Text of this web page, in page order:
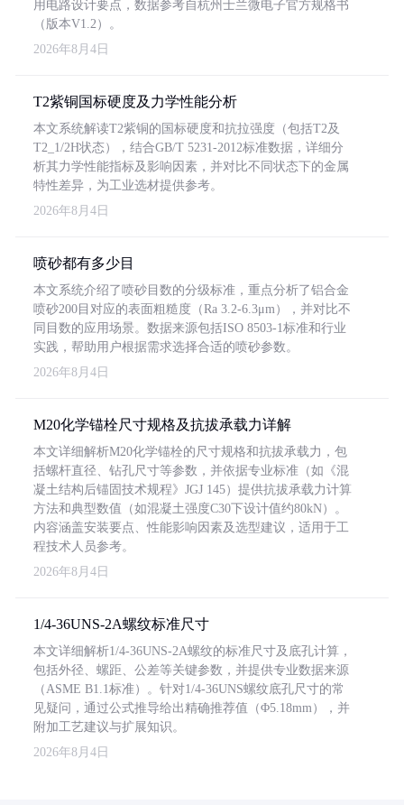
用电路设计要点，数据参考自杭州士兰微电子官方规格书
（版本V1.2）。
2026年8月4日
T2紫铜国标硬度及力学性能分析
本文系统解读T2紫铜的国标硬度和抗拉强度（包括T2及
T2_1/2H状态），结合GB/T 5231-2012标准数据，详细分
析其力学性能指标及影响因素，并对比不同状态下的金属
特性差异，为工业选材提供参考。
2026年8月4日
喷砂都有多少目
本文系统介绍了喷砂目数的分级标准，重点分析了铝合金
喷砂200目对应的表面粗糙度（Ra 3.2-6.3μm），并对比不
同目数的应用场景。数据来源包括ISO 8503-1标准和行业
实践，帮助用户根据需求选择合适的喷砂参数。
2026年8月4日
M20化学锚栓尺寸规格及抗拔承载力详解
本文详细解析M20化学锚栓的尺寸规格和抗拔承载力，包
括螺杆直径、钻孔尺寸等参数，并依据专业标准（如《混
凝土结构后锚固技术规程》JGJ 145）提供抗拔承载力计算
方法和典型数值（如混凝土强度C30下设计值约80kN）。
内容涵盖安装要点、性能影响因素及选型建议，适用于工
程技术人员参考。
2026年8月4日
1/4-36UNS-2A螺纹标准尺寸
本文详细解析1/4-36UNS-2A螺纹的标准尺寸及底孔计算，
包括外径、螺距、公差等关键参数，并提供专业数据来源
（ASME B1.1标准）。针对1/4-36UNS螺纹底孔尺寸的常
见疑问，通过公式推导给出精确推荐值（Φ5.18mm），并
附加工艺建议与扩展知识。
2026年8月4日